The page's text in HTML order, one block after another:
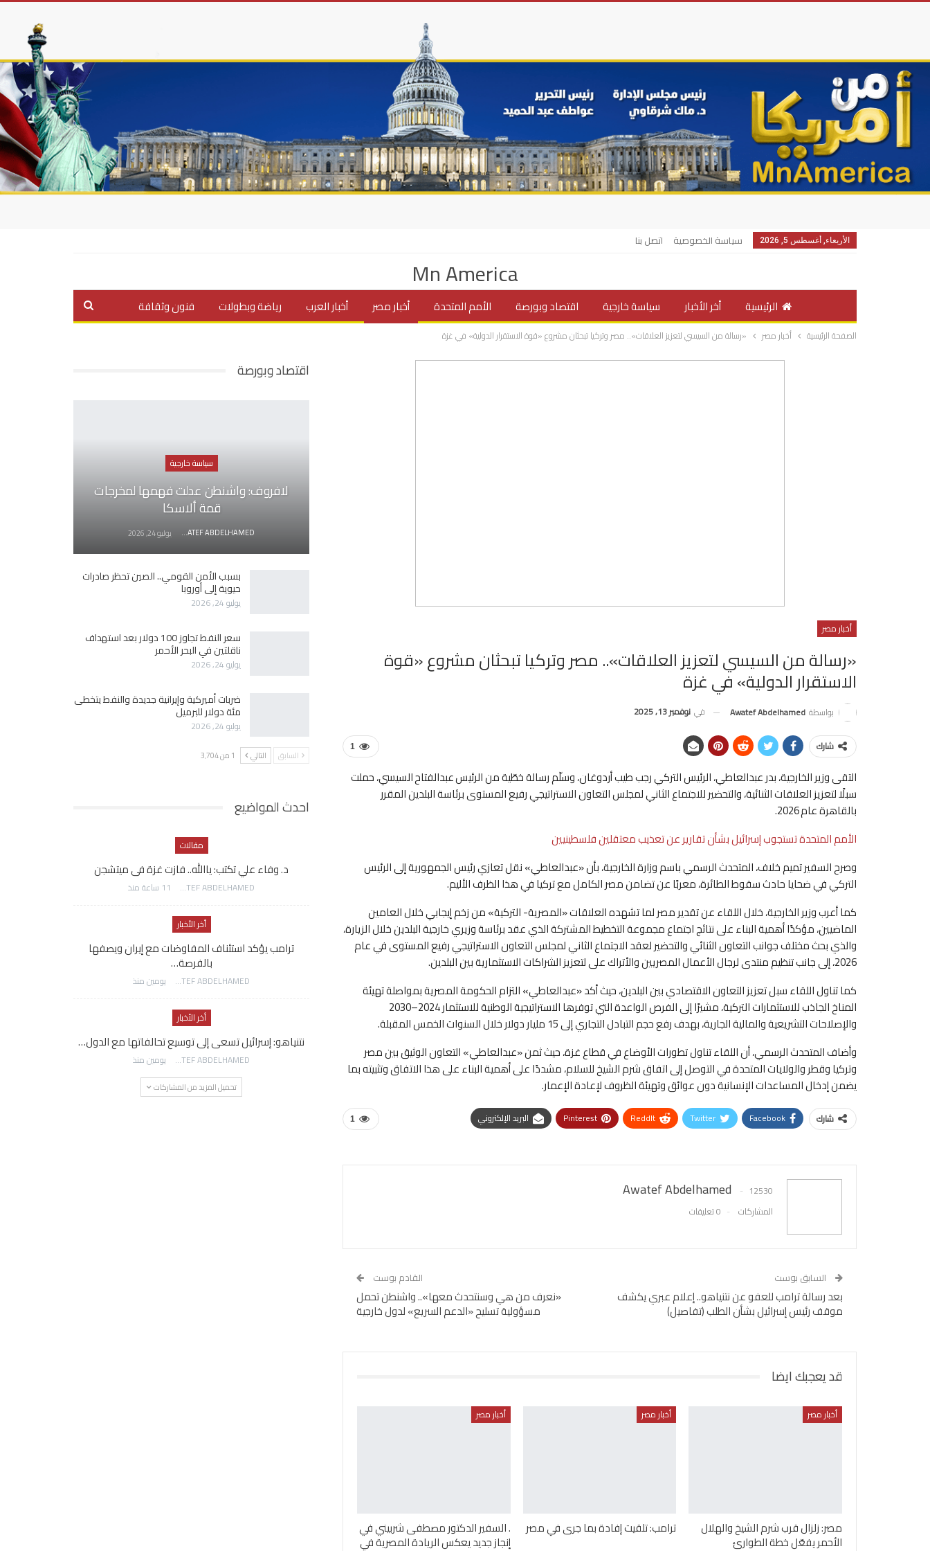
الأربعاء, أغسطس 5, 2026 سياسة الخصوصية اتصل بنا
Mn America
الرئيسية أخر الأخبار سياسة خارجية اقتصاد وبورصة الأمم المتحدة أخبار مصر أخبار العرب رياضة وبطولات
فنون وثقافة
صحة وتغذية
المرأة والحياة المنح الدراسية مقالات علوم وتكنولوجيا الصفحة الرئيسية أخبار مصر «رسالة من السيسي لتعزيز العلاقات».. مصر وتركيا تبحثان مشروع «قوة الاستقرار الدولية» في غزة
أخبار مصر
«رسالة من السيسي لتعزيز العلاقات».. مصر وتركيا تبحثان مشروع «قوة
الاستقرار الدولية» في غزة
بواسطة Awatef Abdelhamed في نوفمبر 13, 2025
1 شارك
التقى وزير الخارجية، بدر عبدالعاطي، الرئيس التركي رجب طيب أردوغان، وسلّم رسالة خطّية من الرئيس عبدالفتاح السيسي، حملت
سبلًا لتعزيز العلاقات الثنائية، والتحضير للاجتماع الثاني لمجلس التعاون الاستراتيجي رفيع المستوى برئاسة البلدين المقرر
بالقاهرة عام 2026.
الأمم المتحدة تستجوب إسرائيل بشأن تقارير عن تعذيب معتقلين فلسطينيين
وصرح السفير تميم خلاف، المتحدث الرسمي باسم وزارة الخارجية، بأن «عبدالعاطي» نقل تعازي رئيس الجمهورية إلى الرئيس
التركي في ضحايا حادث سقوط الطائرة، معربًا عن تضامن مصر الكامل مع تركيا في هذا الظرف الأليم.
كما أعرب وزير الخارجية، خلال اللقاء عن تقدير مصر لما تشهده العلاقات «المصرية- التركية» من زخم إيجابي خلال العامين
الماضيين، مؤكدًا أهمية البناء على نتائج اجتماع مجموعة التخطيط المشتركة الذي عقد برئاسة وزيري خارجية البلدين خلال الزيارة،
والذي بحث مختلف جوانب التعاون الثنائي والتحضير لعقد الاجتماع الثاني لمجلس التعاون الاستراتيجي رفيع المستوى في عام
2026، إلى جانب تنظيم منتدى لرجال الأعمال المصريين والأتراك على لتعزيز الشراكات الاستثمارية بين البلدين.
كما تناول اللقاء سبل تعزيز التعاون الاقتصادي بين البلدين، حيث أكد «عبدالعاطي» التزام الحكومة المصرية بمواصلة تهيئة
المناخ الجاذب للاستثمارات التركية، مشيرًا إلى الفرص الواعدة التي توفرها الاستراتيجية الوطنية للاستثمار 2024–2030
والإصلاحات التشريعية والمالية الجارية، بهدف رفع حجم التبادل التجاري إلى 15 مليار دولار خلال السنوات الخمس المقبلة.
وأضاف المتحدث الرسمي، أن اللقاء تناول تطورات الأوضاع في قطاع غزة، حيث ثمن «عبدالعاطي» التعاون الوثيق بين مصر
وتركيا وقطر والولايات المتحدة في التوصل إلى اتفاق شرم الشيخ للسلام، مشددًا على أهمية البناء على هذا الاتفاق وتثبيته بما
يضمن إدخال المساعدات الإنسانية دون عوائق وتهيئة الظروف لإعادة الإعمار.
1 شارك Facebook
Twitter
ReddIt
Pinterest البريد الإلكتروني
Awatef Abdelhamed
12530
المشاركات
0 تعليقات
السابق بوست
بعد رسالة ترامب للعفو عن نتنياهو.. إعلام عبري يكشف
موقف رئيس إسرائيل بشأن الطلب (تفاصيل)
القادم بوست
«نعرف من هي وسنتحدث معها».. واشنطن تحمل
مسؤولية تسليح «الدعم السريع» لدول خارجية
قد يعجبك ايضا
أخبار مصر
مصر: زلزال قرب شرم الشيخ والهلال
الأحمر يفعّل خطة الطوارئ
أخبار مصر
ترامب: تلقيت إفادة بما جرى في مصر
أخبار مصر
. السفير الدكتور مصطفى شربيني في
إنجاز جديد يعكس الريادة المصرية في
اقتصاد وبورصة
سياسة خارجية
لافروف: واشنطن عدلت فهمها لمخرجات
قمة ألاسكا
AWATEF ABDELHAMED يوليو 24, 2026
بسبب الأمن القومي.. الصين تحظر صادرات
حيوية إلى أوروبا
يوليو 24, 2026
سعر النفط تجاوز 100 دولار بعد استهداف
ناقلتين في البحر الأحمر
يوليو 24, 2026
ضربات أميركية وإيرانية جديدة والنفط يتخطى
مئة دولار للبرميل
يوليو 24, 2026
السابق التالي 1 من 3٬704
احدث المواضيع
مقالات
د. وفاء علي تكتب: ياالله.. فازت غزة فى ميتشجن
AWATEF ABDELHAMED 11 ساعة منذ
أخر الأخبار
ترامب يؤكد استئناف المفاوضات مع إيران ويصفها
بالفرصة…
AWATEF ABDELHAMED يومين منذ
أخر الأخبار
نتنياهو: إسرائيل تسعى إلى توسيع تحالفاتها مع الدول…
AWATEF ABDELHAMED يومين منذ
تحميل المزيد من المشاركات